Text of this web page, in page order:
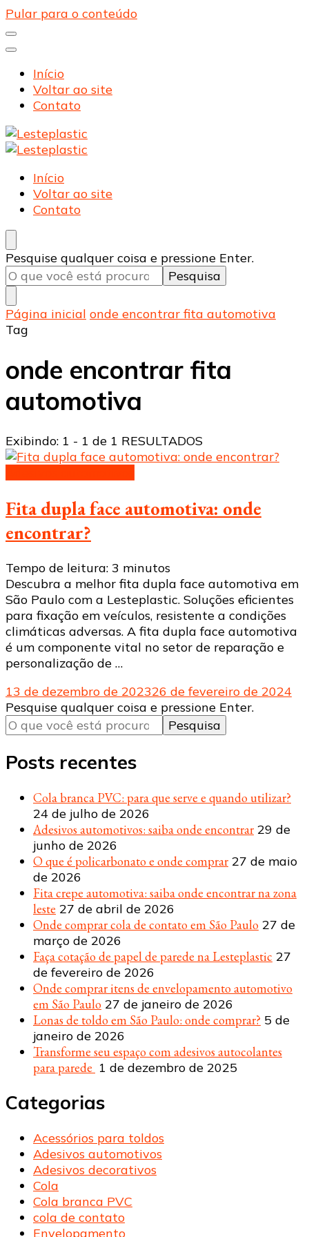
Pular para o conteúdo
Início
Voltar ao site
Contato
Lesteplastic
Blog – Lesteplastic
Lesteplastic
Blog – Lesteplastic
Início
Voltar ao site
Contato
Procurando
algo?
Pesquise qualquer coisa e pressione Enter.
Página inicial onde encontrar fita automotiva
Tag
onde encontrar fita
automotiva
Exibindo: 1 - 1 de 1 RESULTADOS
Fita dupla face automotiva: onde
encontrar?
Tempo de leitura: 3 minutos
Descubra a melhor fita dupla face automotiva em
São Paulo com a Lesteplastic. Soluções eficientes
para fixação em veículos, resistente a condições
climáticas adversas. A fita dupla face automotiva
é um componente vital no setor de reparação e
personalização de …
13 de dezembro de 202326 de fevereiro de 2024
Procurando
algo?
Pesquise qualquer coisa e pressione Enter.
Posts recentes
Cola branca PVC: para que serve e quando utilizar?
24 de julho de 2026
Adesivos automotivos: saiba onde encontrar 29 de
junho de 2026
O que é policarbonato e onde comprar 27 de maio
de 2026
Fita crepe automotiva: saiba onde encontrar na zona
leste 27 de abril de 2026
Onde comprar cola de contato em São Paulo 27 de
março de 2026
Faça cotação de papel de parede na Lesteplastic 27
de fevereiro de 2026
Onde comprar itens de envelopamento automotivo
em São Paulo 27 de janeiro de 2026
Lonas de toldo em São Paulo: onde comprar? 5 de
janeiro de 2026
Transforme seu espaço com adesivos autocolantes
para parede 1 de dezembro de 2025
Categorias
Acessórios para toldos
Adesivos automotivos
Adesivos decorativos
Cola
Cola branca PVC
cola de contato
Envelopamento